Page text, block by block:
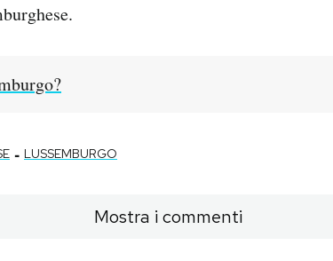
- LUSSEMBURGO
Mostra i commenti